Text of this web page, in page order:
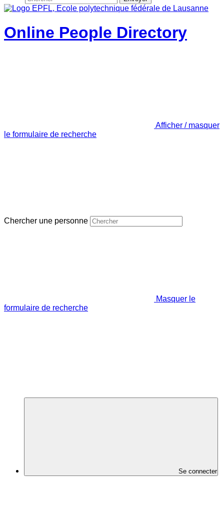
Online People Directory
Afficher / masquer
le formulaire de recherche
Chercher une personne
Masquer le
formulaire de recherche
Se connecter